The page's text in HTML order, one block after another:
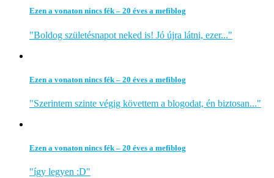
Ezen a vonaton nincs fék – 20 éves a mefiblog
"Boldog születésnapot neked is! Jó újra látni, ezer..."
Ezen a vonaton nincs fék – 20 éves a mefiblog
"Szerintem szinte végig követtem a blogodat, én biztosan..."
Ezen a vonaton nincs fék – 20 éves a mefiblog
"így legyen :D"